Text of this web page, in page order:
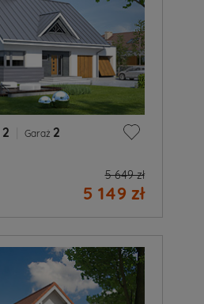
2 Garaż 2
5 649 zł
5 149 zł